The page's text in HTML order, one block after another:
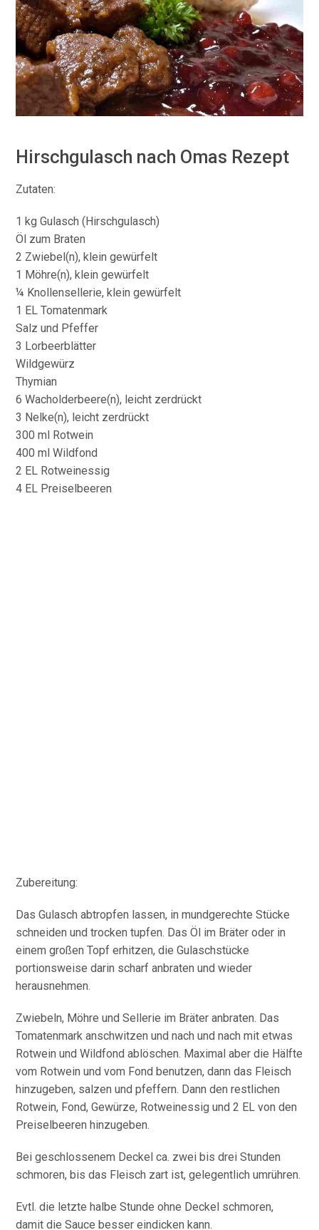
Hirschgulasch nach Omas Rezept
Zutaten:
1 kg Gulasch (Hirschgulasch)
Öl zum Braten
2 Zwiebel(n), klein gewürfelt
1 Möhre(n), klein gewürfelt
¼ Knollensellerie, klein gewürfelt
1 EL Tomatenmark
Salz und Pfeffer
3 Lorbeerblätter
Wildgewürz
Thymian
6 Wacholderbeere(n), leicht zerdrückt
3 Nelke(n), leicht zerdrückt
300 ml Rotwein
400 ml Wildfond
2 EL Rotweinessig
4 EL Preiselbeeren
Zubereitung:
Das Gulasch abtropfen lassen, in mundgerechte Stücke
schneiden und trocken tupfen. Das Öl im Bräter oder in
einem großen Topf erhitzen, die Gulaschstücke
portionsweise darin scharf anbraten und wieder
herausnehmen.
Zwiebeln, Möhre und Sellerie im Bräter anbraten. Das
Tomatenmark anschwitzen und nach und nach mit etwas
Rotwein und Wildfond ablöschen. Maximal aber die Hälfte
vom Rotwein und vom Fond benutzen, dann das Fleisch
hinzugeben, salzen und pfeffern. Dann den restlichen
Rotwein, Fond, Gewürze, Rotweinessig und 2 EL von den
Preiselbeeren hinzugeben.
Bei geschlossenem Deckel ca. zwei bis drei Stunden
schmoren, bis das Fleisch zart ist, gelegentlich umrühren.
Evtl. die letzte halbe Stunde ohne Deckel schmoren,
damit die Sauce besser eindicken kann.